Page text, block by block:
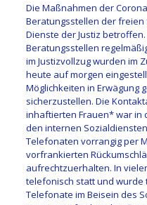
Die Maßnahmen der
Beratungsstellen der
Dienste der Justiz
Beratungsstellen
im Justizvollzug wurden im
heute auf morgen
Möglichkeiten in Erwägung
sicherzustellen. Die
inhaftierten Frauen* war in
den internen
Telefonaten vorrangig per
vorfrankierten
aufrechtzuerhalten. In
telefonisch statt und wurde
Telefonate im Beisein des